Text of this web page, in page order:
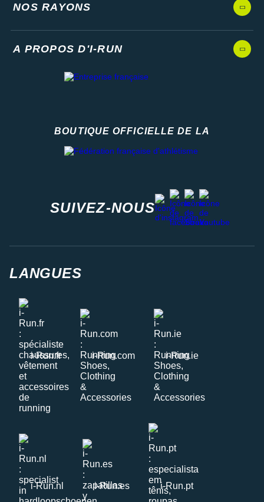
NOS RAYONS
A PROPOS D'I-RUN
BOUTIQUE OFFICIELLE DE LA
SUIVEZ-NOUS
instagram
facebook
stravayoutube
LANGUES
i-Run.fr i-Run.com i-Run.ie
i-Run.nl i-Run.es i-Run.pt